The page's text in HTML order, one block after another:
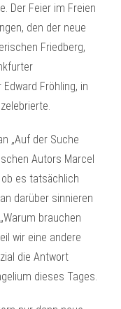
Der Feier im Freien
den der neue
Friedberg,
Fröhling, in
„Auf der Suche
Autors Marcel
es tatsächlich
darüber sinnieren
brauchen
wir eine andere
die Antwort
dieses Tages.